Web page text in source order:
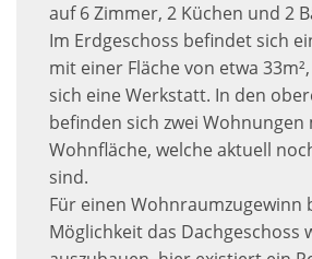
auf 6 Zimmer, 2 Küchen und 2
Im Erdgeschoss befindet sich
mit einer Fläche von etwa
sich eine Werkstatt. In den
befinden sich zwei Wohnungen
Wohnfläche, welche aktuell
sind.
Für einen Wohnraumzugewinn
Möglichkeit das Dachgeschoss